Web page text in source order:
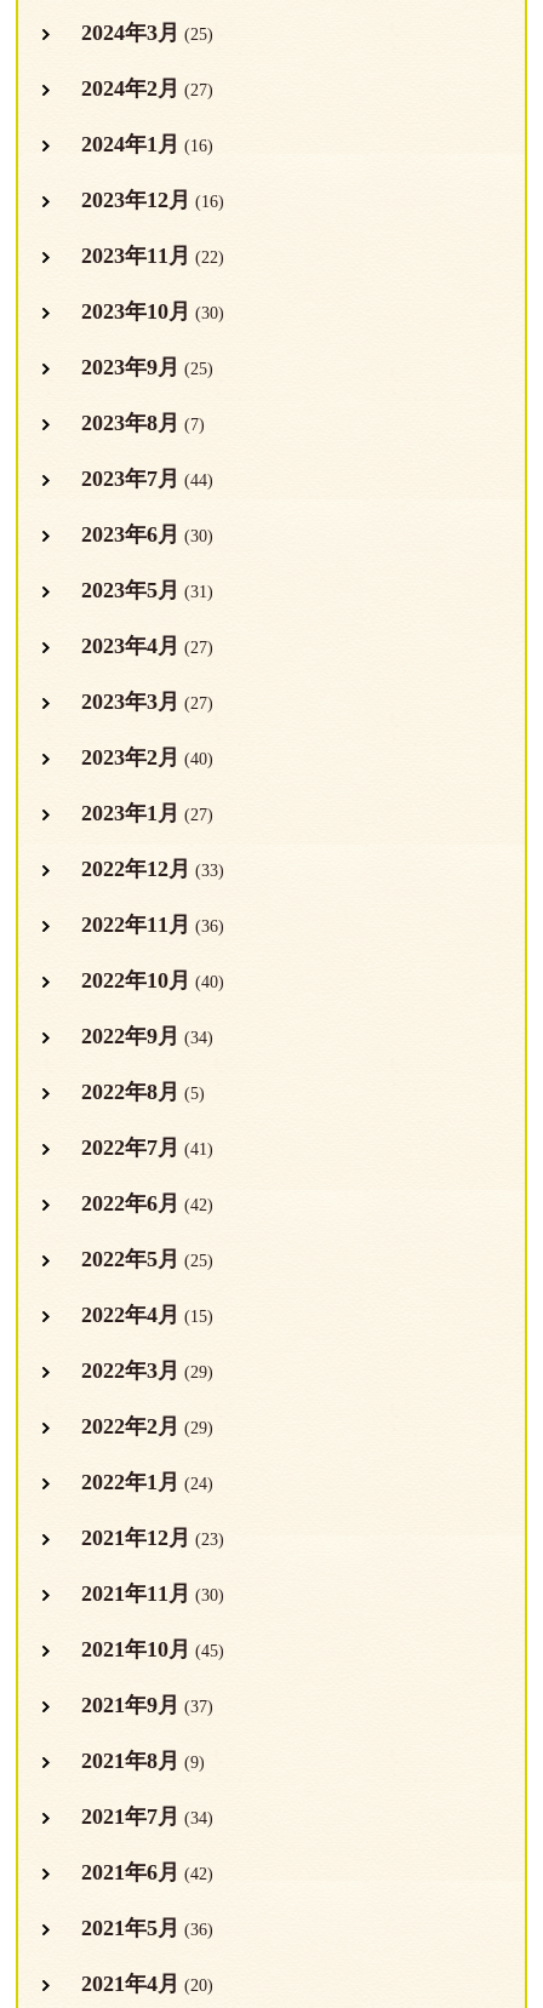
2024年3月 (25)
2024年2月 (27)
2024年1月 (16)
2023年12月 (16)
2023年11月 (22)
2023年10月 (30)
2023年9月 (25)
2023年8月 (7)
2023年7月 (44)
2023年6月 (30)
2023年5月 (31)
2023年4月 (27)
2023年3月 (27)
2023年2月 (40)
2023年1月 (27)
2022年12月 (33)
2022年11月 (36)
2022年10月 (40)
2022年9月 (34)
2022年8月 (5)
2022年7月 (41)
2022年6月 (42)
2022年5月 (25)
2022年4月 (15)
2022年3月 (29)
2022年2月 (29)
2022年1月 (24)
2021年12月 (23)
2021年11月 (30)
2021年10月 (45)
2021年9月 (37)
2021年8月 (9)
2021年7月 (34)
2021年6月 (42)
2021年5月 (36)
2021年4月 (20)